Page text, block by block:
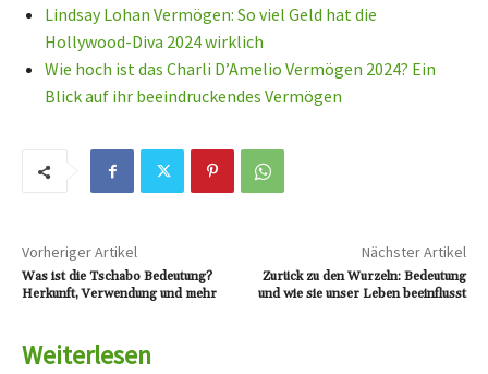
Lindsay Lohan Vermögen: So viel Geld hat die
Hollywood-Diva 2024 wirklich
Wie hoch ist das Charli D’Amelio Vermögen 2024? Ein
Blick auf ihr beeindruckendes Vermögen
Vorheriger Artikel
Was ist die Tschabo Bedeutung?
Herkunft, Verwendung und mehr
Nächster Artikel
Zurück zu den Wurzeln: Bedeutung
und wie sie unser Leben beeinflusst
Weiterlesen